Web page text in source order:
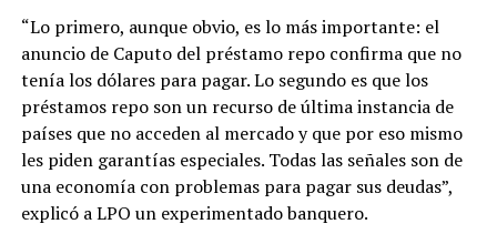
“Lo primero, aunque obvio, es lo más importante: el
anuncio de Caputo del préstamo repo confirma que no
tenía los dólares para pagar. Lo segundo es que los
préstamos repo son un recurso de última instancia de
países que no acceden al mercado y que por eso mismo
les piden garantías especiales. Todas las señales son de
una economía con problemas para pagar sus deudas”,
explicó a LPO un experimentado banquero.